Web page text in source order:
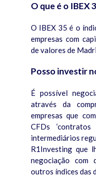
O que é o IBEX
O IBEX 35 é o
empresas com
de valores de
Posso investir
É possível
através da
empresas que
CFDs
intermediários
R1Investing que
negociação com
outros índices das